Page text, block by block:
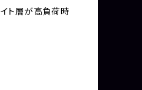
ト層が高負荷時